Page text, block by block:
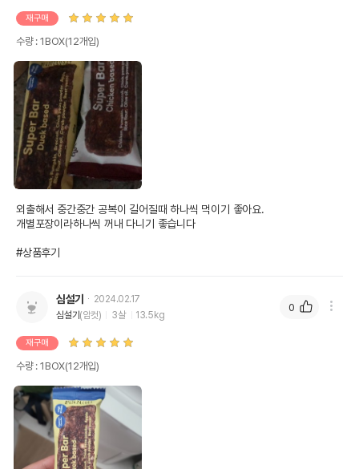
재구매
수량 : 1BOX(12개입)
외출해서 중간중간 공복이 길어질때 하나씩 먹이기 좋아요.
개별포장이라하나씩 꺼내 다니기 좋습니다
#상품후기
심설기
2024.02.17
심설기 (암컷) 3살 13.5kg
재구매
수량 : 1BOX(12개입)
0